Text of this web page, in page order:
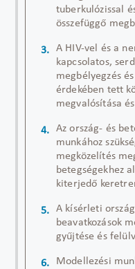
tuberkulózissal
összefüggő
A HIV-vel és a
kapcsolatos,
megbélyegzés
érdekében tett
megvalósítása
Az ország- és
munkához
megközelítés
betegségekhez
kiterjedő
A kísérleti
beavatkozások
gyűjtése és
Modellezési